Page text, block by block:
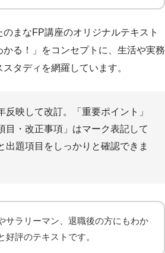
まなFP講座のオリジナルテキスト
る！」をコンセプトに、生活や実務
タディを網羅しています。
反映して改訂。「重要ポイント」
目・改正事項」はマーク表記して
出題項目をしっかりと確認できま
サラリーマン、退職後の方にもわか
好評のテキストです。